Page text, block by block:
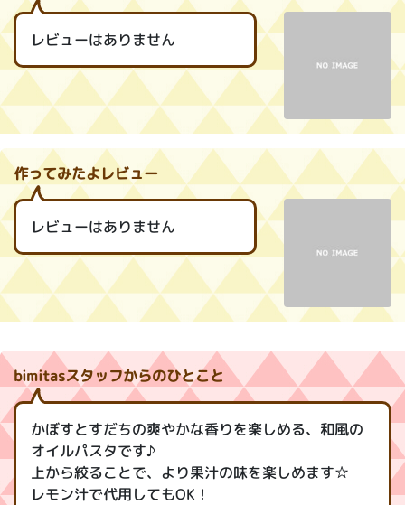
レビューはありません
作ってみたよレビュー
レビューはありません
bimitasスタッフからのひとこと
かぼすとすだちの爽やかな香りを楽しめる、和風の
オイルパスタです♪
上から絞ることで、より果汁の味を楽しめます☆
レモン汁で代用してもOK！